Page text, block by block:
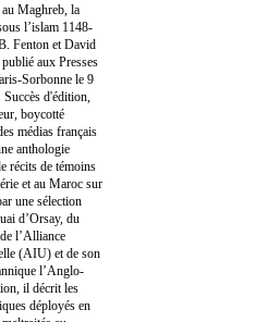
Maghreb, la
l’islam 1148-
Fenton et David
aux Presses
Sorbonne le 9
d'édition,
boycotté
médias français
anthologie
récits de témoins
et au Maroc sur
une sélection
d’Orsay, du
l’Alliance
(AIU) et de son
l’Anglo-
il décrit les
déployés en